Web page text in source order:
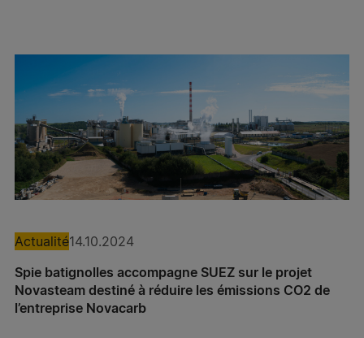
Spie batignolles énergie Borja – Caussade
Spie batignolles TP Ferroviaire
Spie batignolles TP grand ouest
Spie batignolles normandie – Agence Présance®
Notre-Dame-de-Gravenchon
Caen
Spie batignolles normandie – Agence Présance®
Le Havre
Actualité14.10.2024
Spie batignolles accompagne SUEZ sur le projet
Novasteam destiné à réduire les émissions CO2 de
l’entreprise Novacarb